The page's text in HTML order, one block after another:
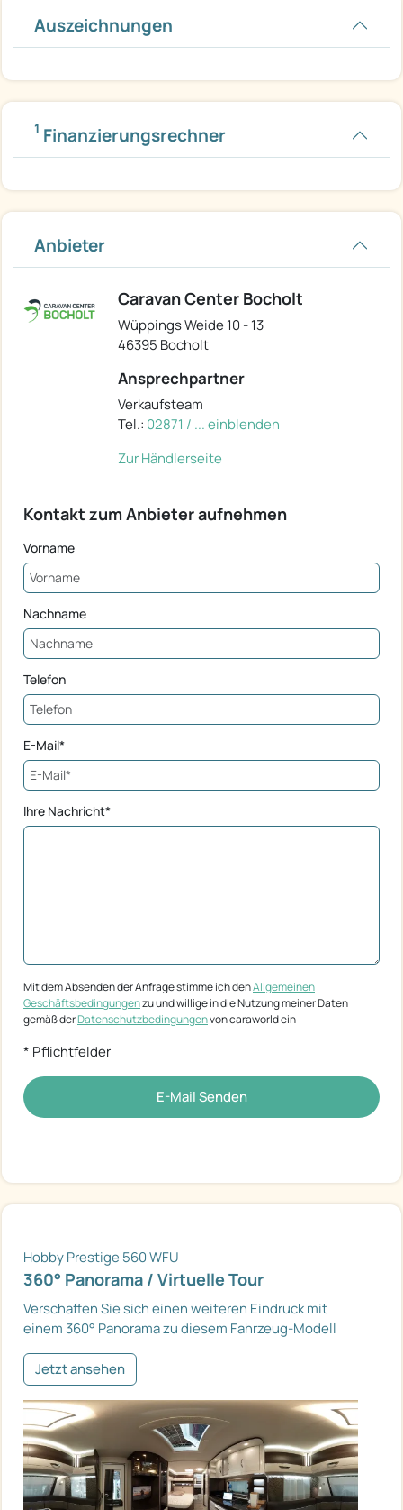
Auszeichnungen
1 Finanzierungsrechner
Anbieter
Caravan Center Bocholt
Wüppings Weide 10 - 13
46395 Bocholt
Ansprechpartner
Verkaufsteam
Tel.: 02871 / ... einblenden
Zur Händlerseite
Kontakt zum Anbieter aufnehmen
Vorname
Nachname
Telefon
E-Mail*
Ihre Nachricht*
Mit dem Absenden der Anfrage stimme ich denAllgemeinen
Geschäftsbedingungenzu und willige in die Nutzung meiner Daten
gemäß derDatenschutzbedingungenvon caraworld ein
* Pflichtfelder
E-Mail Senden
Hobby Prestige 560 WFU
360° Panorama / Virtuelle Tour
Verschaffen Sie sich einen weiteren Eindruck mit
einem 360° Panorama zu diesem Fahrzeug-Modell
Jetzt ansehen